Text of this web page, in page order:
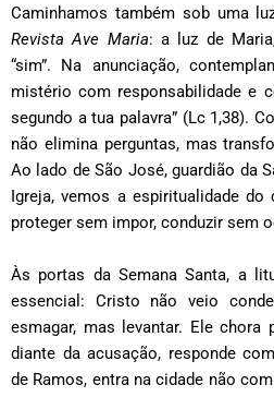
Caminhamos também sob uma
Revista Ave Maria: a luz de
“sim”. Na anunciação,
mistério com responsabilidade e
segundo a tua palavra” (Lc 1,38).
não elimina perguntas, mas
Ao lado de São José, guardião da
Igreja, vemos a espiritualidade
proteger sem impor, conduzir sem
Às portas da Semana Santa, a
essencial: Cristo não veio
esmagar, mas levantar. Ele chora
diante da acusação, responde
de Ramos, entra na cidade não